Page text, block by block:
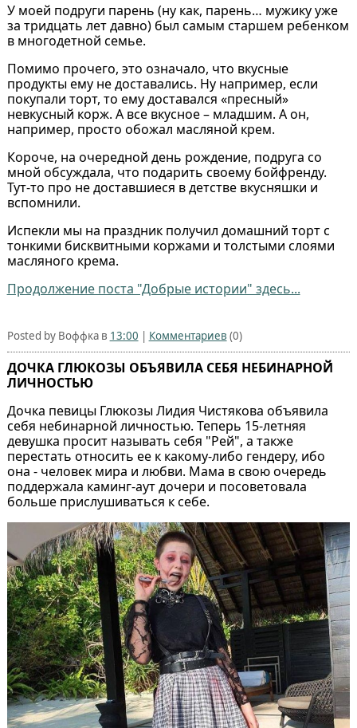
У моей подруги парень (ну как, парень… мужику уже
за тридцать лет давно) был самым старшем ребенком
в многодетной семье.
Помимо прочего, это означало, что вкусные
продукты ему не доставались. Ну например, если
покупали торт, то ему доставался «пресный»
невкусный корж. А все вкусное – младшим. А он,
например, просто обожал масляной крем.
Короче, на очередной день рождение, подруга со
мной обсуждала, что подарить своему бойфренду.
Тут-то про не доставшиеся в детстве вкусняшки и
вспомнили.
Испекли мы на праздник получил домашний торт с
тонкими бисквитными коржами и толстыми слоями
масляного крема.
Продолжение поста "Добрые истории" здесь...
Posted by Воффка в 13:00 | Комментариев (0)
ДОЧКА ГЛЮКОЗЫ ОБЪЯВИЛА СЕБЯ НЕБИНАРНОЙ
ЛИЧНОСТЬЮ
Дочка певицы Глюкозы Лидия Чистякова объявила
себя небинарной личностью. Теперь 15-летняя
девушка просит называть себя "Рей", а также
перестать относить ее к какому-либо гендеру, ибо
она - человек мира и любви. Мама в свою очередь
поддержала каминг-аут дочери и посоветовала
больше прислушиваться к себе.